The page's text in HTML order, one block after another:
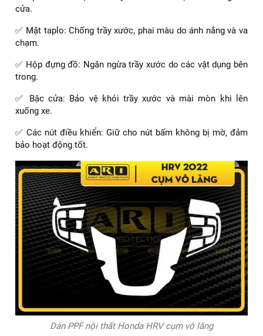
vật cứng.
✅ Bệ cần số: Ngăn ngừa hao mòn do tiếp xúc thường
xuyên.
✅ Bệ tì tay: Chống bám bẩn và trầy xước trong quá trình sử
dụng.
Dán PPF nội thất Honda HRV công tơ mét
✅ Ốp cửa: Bảo vệ khỏi trầy xước và va chạm khi đóng mở
cửa.
✅ Mặt taplo: Chống trầy xước, phai màu do ánh nắng và va
chạm.
✅ Hộp đựng đồ: Ngăn ngừa trầy xước do các vật dụng bên
trong.
✅ Bậc cửa: Bảo vệ khỏi trầy xước và mài mòn khi lên
xuống xe.
✅ Các nút điều khiển: Giữ cho nút bấm không bị mờ, đảm
bảo hoạt động tốt.